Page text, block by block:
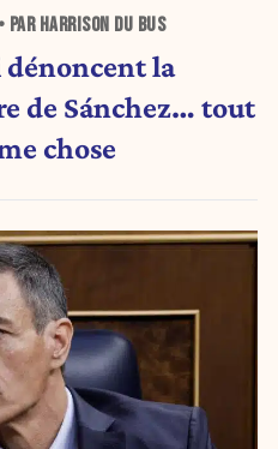
PAR HARRISON DU BUS
dénoncent la
de Sánchez… tout
chose